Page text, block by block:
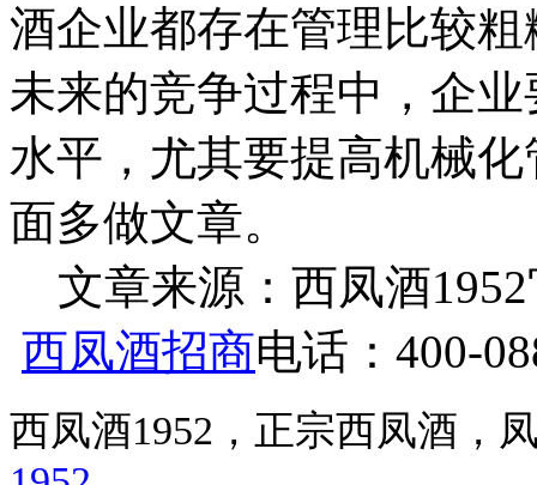
酒企业都存在管理比较
未来的竞争过程中，企
水平，尤其要提高机械
面多做文章。
文章来源：西凤酒
西凤酒招商电话：400-
西凤酒1952，正宗西凤酒